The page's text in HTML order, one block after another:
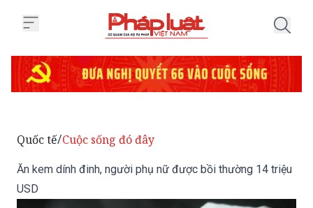
Quốc tế/Cuộc sống đó đây
Ăn kem dính đinh, người phụ nữ được bồi thường 14 triệu
USD